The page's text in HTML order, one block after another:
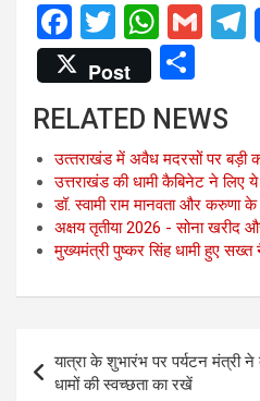
F
a
ce
b
o
o
k
T
wi
tt
er
W
h
at
s
A
p
p
G
T
Post
h
ar
e
RELATED NEWS
उत्‍तराखंड में अवैध मदरसों पर बड़ी
उत्तराखंड की धामी कैबिनेट ने
डॉ. स्वामी राम मानवता और करुणा
अक्षय तृतीया 2026 - सोना खरीद
मुख्यमंत्री पुष्कर सिंह धामी हुए
navigation
यात्रा के शुभारंभ पर पर्यटन मंत्री ने
धामों की स्वच्छता का रखें